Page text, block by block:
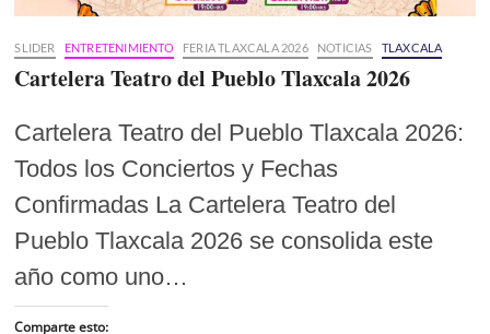
SLIDER ENTRETENIMIENTO FERIA TLAXCALA 2026 NOTICIAS TLAXCALA
Cartelera Teatro del Pueblo Tlaxcala 2026
Cartelera Teatro del Pueblo Tlaxcala 2026:
Todos los Conciertos y Fechas
Confirmadas La Cartelera Teatro del
Pueblo Tlaxcala 2026 se consolida este
año como uno…
Comparte esto: